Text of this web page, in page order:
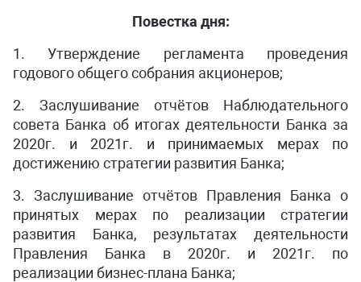
Повестка дня:
1. Утверждение регламента проведения
годового общего собрания акционеров;
2. Заслушивание отчётов Наблюдательного
совета Банка об итогах деятельности Банка за
2020г. и 2021г. и принимаемых мерах по
достижению стратегии развития Банка;
3. Заслушивание отчётов Правления Банка о
принятых мерах по реализации стратегии
развития Банка, результатах деятельности
Правления Банка в 2020г. и 2021г. по
реализации бизнес-плана Банка;